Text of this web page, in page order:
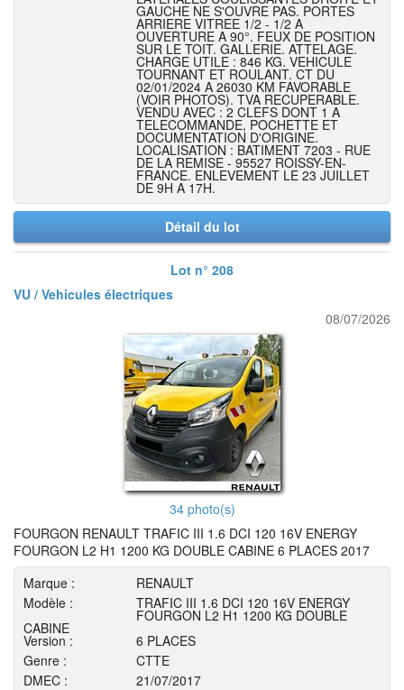
GAUCHE NE S'OUVRE PAS. PORTES
ARRIERE VITREE 1/2 - 1/2 A
OUVERTURE A 90°. FEUX DE POSITION
SUR LE TOIT. GALLERIE. ATTELAGE.
CHARGE UTILE : 846 KG. VEHICULE
TOURNANT ET ROULANT. CT DU
02/01/2024 A 26030 KM FAVORABLE
(VOIR PHOTOS). TVA RECUPERABLE.
VENDU AVEC : 2 CLEFS DONT 1 A
TELECOMMANDE, POCHETTE ET
DOCUMENTATION D'ORIGINE.
LOCALISATION : BATIMENT 7203 - RUE
DE LA REMISE - 95527 ROISSY-EN-
FRANCE. ENLEVEMENT LE 23 JUILLET
DE 9H A 17H.
Détail du lot
Lot n° 208
VU / Vehicules électriques
08/07/2026
34 photo(s)
FOURGON RENAULT TRAFIC III 1.6 DCI 120 16V ENERGY
FOURGON L2 H1 1200 KG DOUBLE CABINE 6 PLACES 2017
Marque :
RENAULT
Modèle :
TRAFIC III 1.6 DCI 120 16V ENERGY
FOURGON L2 H1 1200 KG DOUBLE
CABINE
Version :
6 PLACES
Genre :
CTTE
DMEC :
21/07/2017